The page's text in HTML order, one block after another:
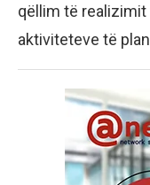
qëllim të
aktiviteteve të